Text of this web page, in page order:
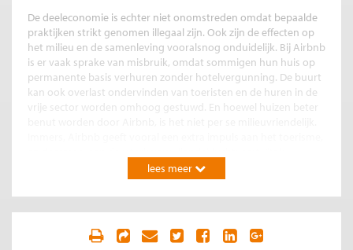
De deeleconomie is echter niet onomstreden omdat bepaalde
praktijken strikt genomen illegaal zijn. Ook zijn de effecten op
het milieu en de samenleving vooralsnog onduidelijk. Bij Airbnb
is er vaak sprake van misbruik, omdat sommigen hun huis op
permanente basis verhuren zonder hotelvergunning. De buurt
kan ook overlast ondervinden van toeristen en de huren in de
vrije sector worden omhoog gestuwd. En hoewel huizen beter
UberPop, een mobiele applicatie van miljardenbedrijf Uber die
een ieder in staat stelt om taxiritten aan elkaar aan te bieden, is
illegaal omdat mensen zonder vergunning als taxi rondrijden.
En hoewel het bedrijf UberPop promoot als milieuvriendelijk
(men kan de eigen auto wegdoen en in plaats daarvan taxi’s
gebruiken), is het vooralsnog onduidelijk in hoeverre goedkope
lees meer